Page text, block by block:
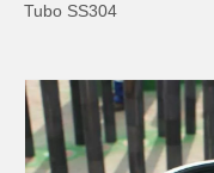
Tubo SS304